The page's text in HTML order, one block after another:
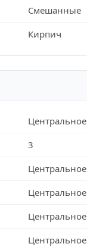
Смешанные
Кирпич
Центральное
3
Центральное
Центральное
Центральное
Центральное